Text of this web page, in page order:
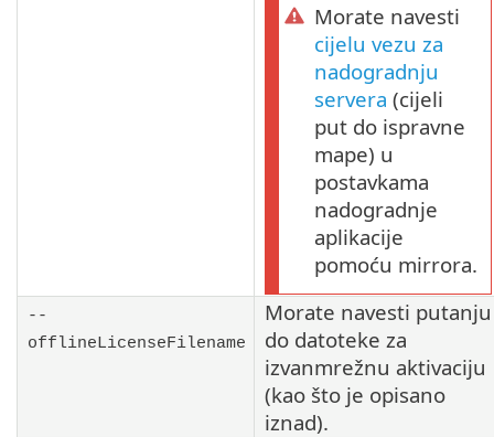
Morate navesti
cijelu vezu za
nadogradnju
servera (cijeli
put do ispravne
mape) u
postavkama
nadogradnje
aplikacije
pomoću mirrora.
--
offlineLicenseFilename
Morate navesti putanju
do datoteke za
izvanmrežnu aktivaciju
(kao što je opisano
iznad).